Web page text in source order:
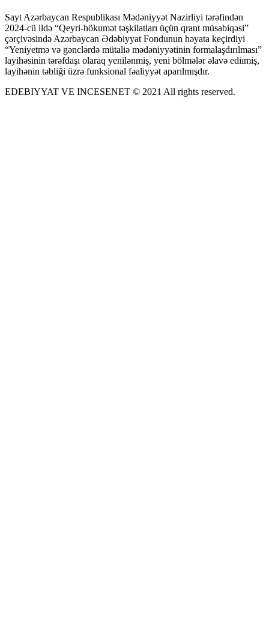
Sayt Azərbaycan Respublikası Mədəniyyət Nazirliyi tərəfindən
2024-cü ildə “Qeyri-hökumət təşkilatları üçün qrant müsabiqəsi”
çərçivəsində Azərbaycan Ədəbiyyat Fondunun həyata keçirdiyi
“Yeniyetmə və gənclərdə mütaliə mədəniyyətinin formalaşdırılması”
layihəsinin tərəfdaşı olaraq yenilənmiş, yeni bölmələr əlavə ediımiş,
layihənin təbliği üzrə funksional fəaliyyət aparılmışdır.
EDEBIYYAT VE INCESENET © 2021 All rights reserved.